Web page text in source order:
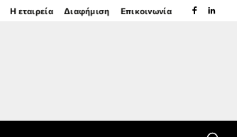
Η εταιρεία Διαφήμιση Επικοινωνία